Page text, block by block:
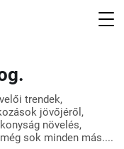
trendek,
jövőjéről,
növelés,
sok minden más....